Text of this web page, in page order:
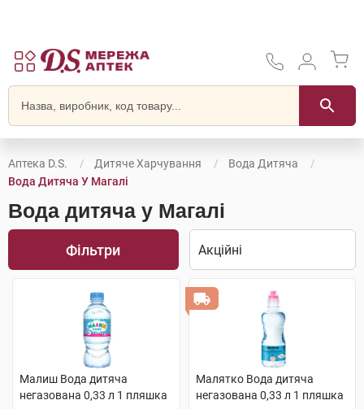
Аптека D.S. Дитяче Харчування
Вода Дитяча
Вода Дитяча У Магалі
Вода дитяча у Магалі
Фільтри
Малиш Вода дитяча
негазована 0,33 л 1 пляшка
Малятко Вода дитяча
негазована 0,33 л 1 пляшка